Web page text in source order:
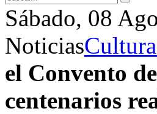
Sábado, 08
Noticias
el Convento
centenarios